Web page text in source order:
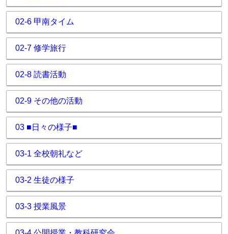
02-6 甲南タイム
02-7 修学旅行
02-8 読書活動
02-9 その他の活動
03 ■日々の様子■
03-1 全校朝礼など
03-2 生徒の様子
03-3 授業風景